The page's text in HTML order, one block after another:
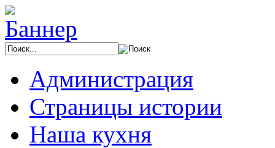
Администрация
Страницы истории
Наша кухня